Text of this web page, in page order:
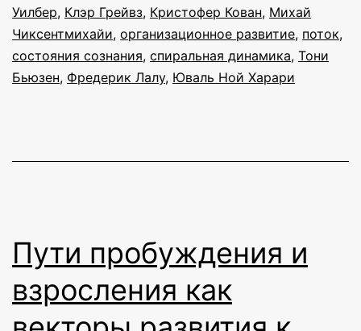
Уилбер, Клэр Грейвз, Кристофер Кован, Михай
Чиксентмихайи, организационное развитие, поток,
состояния сознания, спиральная динамика, Тони
Бьюзен, Фредерик Лалу, Юваль Ной Харари
Пути пробуждения и
взросления как